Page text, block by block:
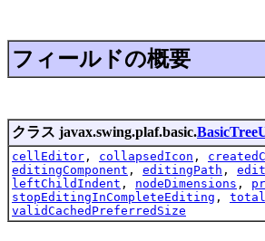
フィールドの概要
クラス javax.swing.plaf.basic.
cellEditor , collapsedIcon ,
editingComponent , editingPath ,
leftChildIndent , nodeDimensions ,
stopEditingInCompleteEditing ,
validCachedPreferredSize